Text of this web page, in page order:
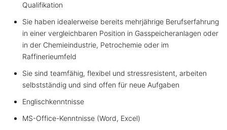
Qualifikation
Sie haben idealerweise bereits mehrjährige Berufserfahrung
in einer vergleichbaren Position in Gasspeicheranlagen oder
in der Chemieindustrie, Petrochemie oder im
Raffinerieumfeld
Sie sind teamfähig, flexibel und stressresistent, arbeiten
selbstständig und sind offen für neue Aufgaben
Englischkenntnisse
MS-Office-Kenntnisse (Word, Excel)